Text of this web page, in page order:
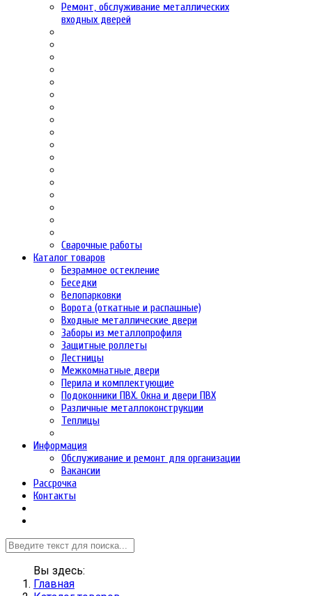
Ремонт, обслуживание металлических
входных дверей
Сварочные работы
Каталог товаров
Безрамное остекление
Беседки
Велопарковки
Ворота (откатные и распашные)
Входные металлические двери
Заборы из металлопрофиля
Защитные роллеты
Лестницы
Межкомнатные двери
Перила и комплектующие
Подоконники ПВХ. Окна и двери ПВХ
Различные металлоконструкции
Теплицы
Информация
Обслуживание и ремонт для организации
Вакансии
Рассрочка
Контакты
Вы здесь:
Главная